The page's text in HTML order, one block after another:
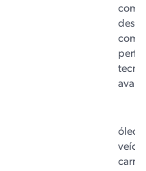
com
com
óleo
carro